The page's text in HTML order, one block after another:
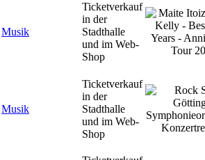
Musik
Ticketverkauf
in der
Stadthalle
und im Web-
Shop
Musik
Ticketverkauf
in der
Stadthalle
und im Web-
Shop